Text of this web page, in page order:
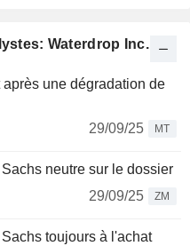
Waterdrop Inc.
une dégradation de
29/09/25
MT
neutre sur le dossier
29/09/25
ZM
toujours à l'achat